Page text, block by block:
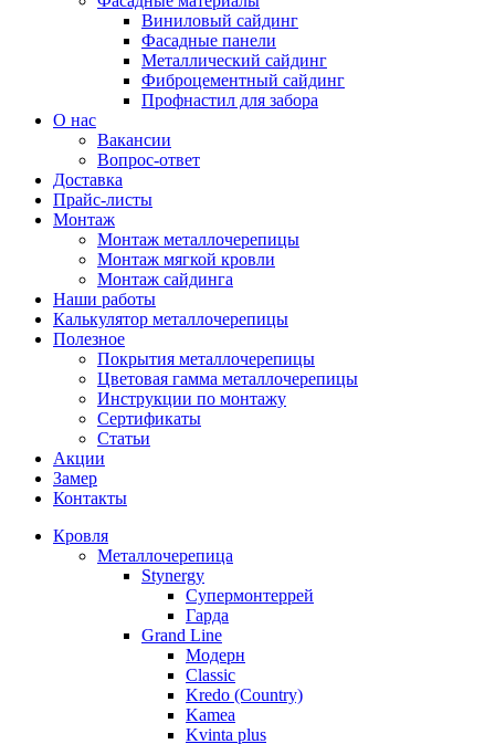
Виниловый сайдинг
Фасадные панели
Металлический сайдинг
Фиброцементный сайдинг
Профнастил для забора
О нас
Вакансии
Вопрос-ответ
Доставка
Прайс-листы
Монтаж
Монтаж металлочерепицы
Монтаж мягкой кровли
Монтаж сайдинга
Наши работы
Калькулятор металлочерепицы
Полезное
Покрытия металлочерепицы
Цветовая гамма металлочерепицы
Инструкции по монтажу
Сертификаты
Статьи
Акции
Замер
Контакты
Кровля
Металлочерепица
Stynergy
Супермонтеррей
Гарда
Grand Line
Модерн
Classic
Kredo (Country)
Kamea
Kvinta plus